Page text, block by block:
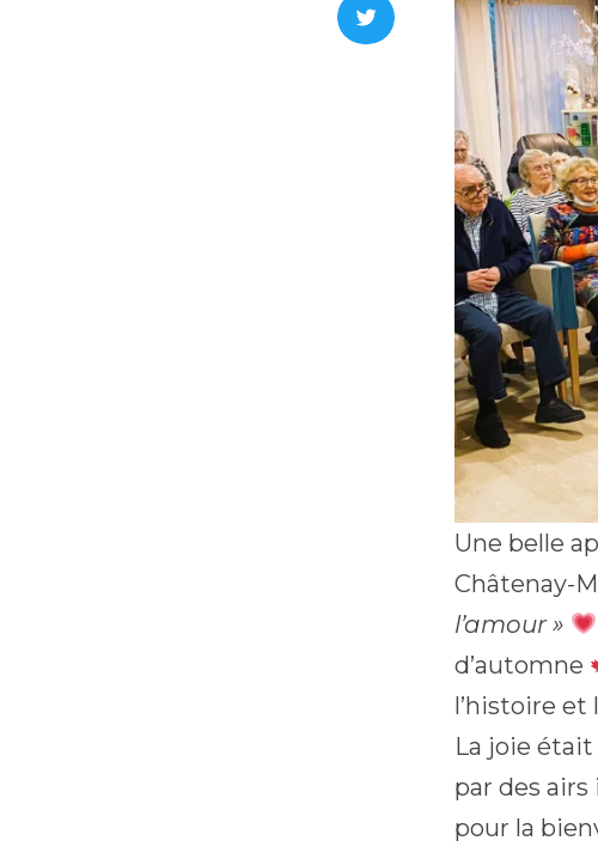
Une belle
Châtenay-
l’amour »
d’automne
l’histoire et
La joie était
par des
pour la